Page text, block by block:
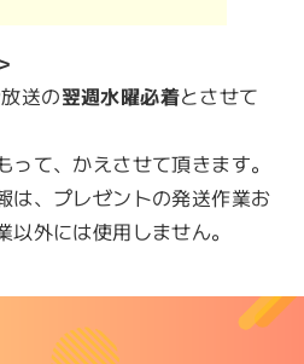
送の翌週水曜必着とさせて
て、かえさせて頂きます。
は、プレゼントの発送作業お
以外には使用しません。